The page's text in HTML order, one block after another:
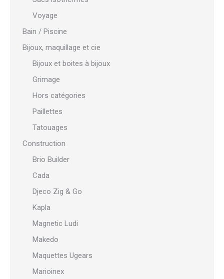
Voyage
Bain / Piscine
Bijoux, maquillage et cie
Bijoux et boites à bijoux
Grimage
Hors catégories
Paillettes
Tatouages
Construction
Brio Builder
Cada
Djeco Zig & Go
Kapla
Magnetic Ludi
Makedo
Maquettes Ugears
Marioinex